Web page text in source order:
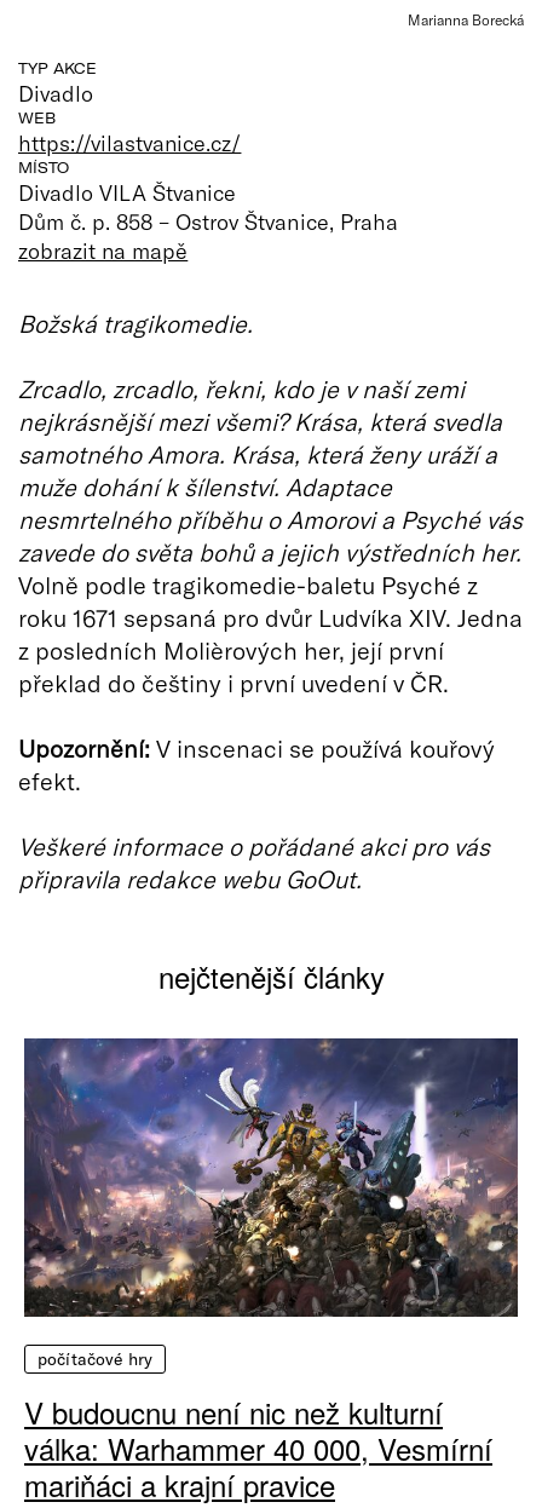
Marianna Borecká
TYP AKCE
Divadlo
WEB
https://vilastvanice.cz/
MÍSTO
Divadlo VILA Štvanice
Dům č. p. 858 – Ostrov Štvanice, Praha
zobrazit na mapě
Božská tragikomedie.
Zrcadlo, zrcadlo, řekni, kdo je v naší zemi
nejkrásnější mezi všemi? Krása, která svedla
samotného Amora. Krása, která ženy uráží a
muže dohání k šílenství. Adaptace
nesmrtelného příběhu o Amorovi a Psyché vás
zavede do světa bohů a jejich výstředních her.
Volně podle tragikomedie-baletu Psyché z
roku 1671 sepsaná pro dvůr Ludvíka XIV. Jedna
z posledních Molièrových her, její první
překlad do češtiny i první uvedení v ČR.
Upozornění: V inscenaci se používá kouřový
efekt.
Veškeré informace o pořádané akci pro vás
připravila redakce webu GoOut.
nejčtenější články
počítačové hry
V budoucnu není nic než kulturní
válka: Warhammer 40 000, Vesmírní
mariňáci a krajní pravice